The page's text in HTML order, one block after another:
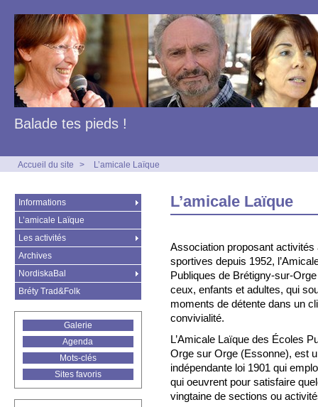
Balade tes pieds !
Accueil du site > L’amicale Laïque
L’amicale Laïque
Association proposant
sportives depuis 1952,
Publiques de Brétigny-sur-
ceux, enfants et adultes, qui
moments de détente dans un
convivialité.
L’Amicale Laïque des Écoles
Orge sur Orge (Essonne), est
indépendante loi 1901 qui
qui oeuvrent pour satisfaire
vingtaine de sections ou
Informations
L’amicale Laïque
Les activités
Archives
NordiskaBal
Bréty Trad&Folk
Galerie
Agenda
Mots-clés
Sites favoris